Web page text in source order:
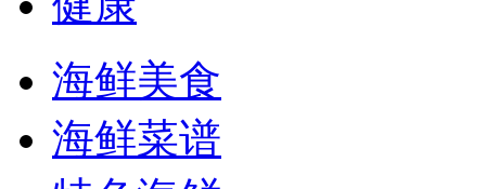
海鲜美食
海鲜菜谱